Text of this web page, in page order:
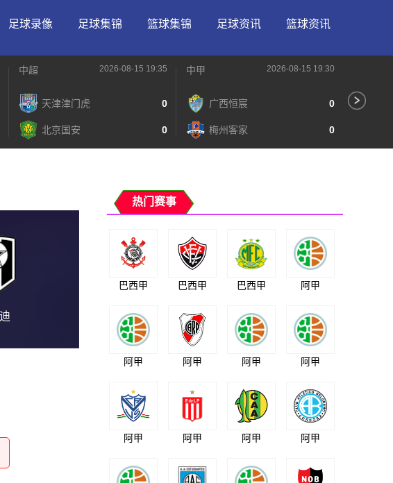
足球录像 足球集锦 篮球集锦 足球资讯 篮球资讯
中超 2026-08-15 19:35
天津津门虎 0
北京国安 0
中甲 2026-08-15 19:30
广西恒宸 0
梅州客家 0
热门赛事
巴西甲 巴西甲 巴西甲 阿甲
阿甲 阿甲 阿甲 阿甲
阿甲 阿甲 阿甲 阿甲